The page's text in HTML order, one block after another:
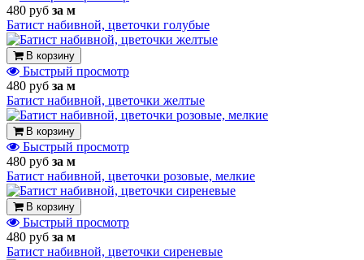
480 руб за м
Батист набивной, цветочки голубые
В корзину
Быстрый просмотр
480 руб за м
Батист набивной, цветочки желтые
В корзину
Быстрый просмотр
480 руб за м
Батист набивной, цветочки розовые, мелкие
В корзину
Быстрый просмотр
480 руб за м
Батист набивной, цветочки сиреневые